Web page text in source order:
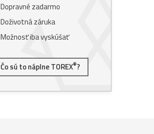
Dopravné zadarmo
Doživotná záruka
Možnosť iba vyskúšať
Čo sú to náplne TOREX®?